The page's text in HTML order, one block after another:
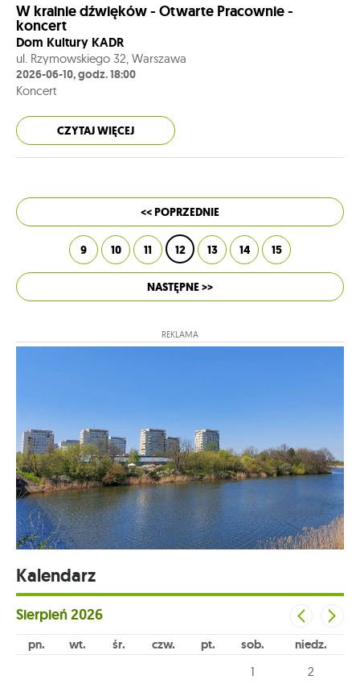
W krainie dźwięków - Otwarte Pracownie -
koncert
Dom Kultury KADR
ul. Rzymowskiego 32, Warszawa
2026-06-10, godz. 18:00
Koncert
CZYTAJ WIĘCEJ
<< POPRZEDNIE
9 10 11 12 13 14 15
NASTĘPNE >>
REKLAMA
Kalendarz
Sierpień2026
pn wt śr czw pt sob niedz
1 2